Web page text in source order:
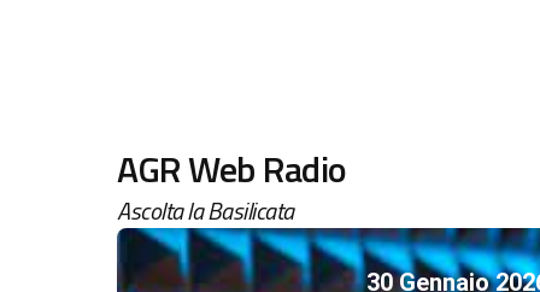
AGR Web Radio
Ascolta la Basilicata
30 Gennaio